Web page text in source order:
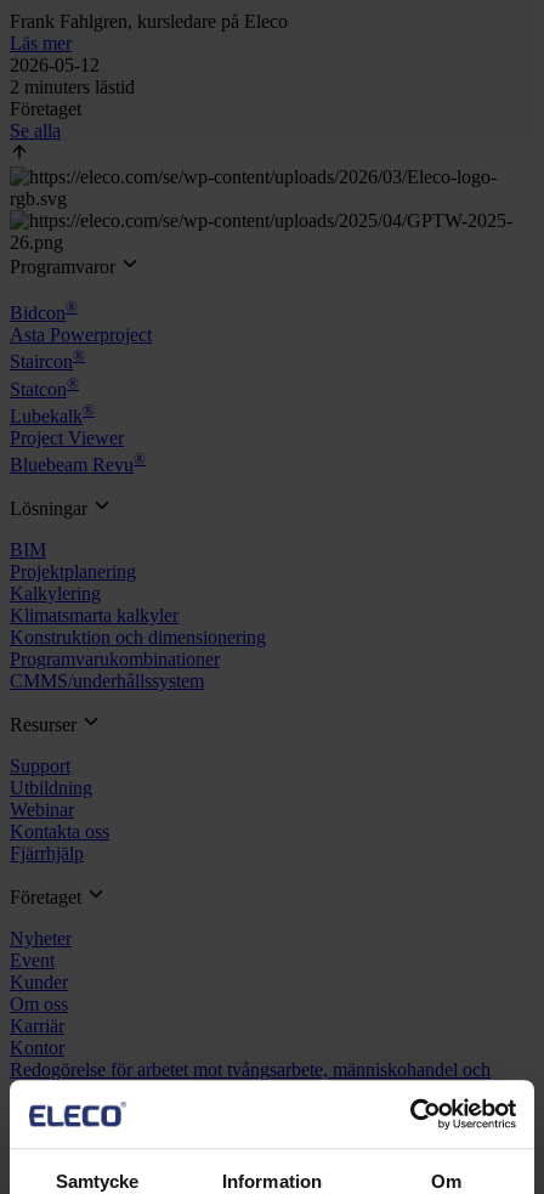
Samtycke Information Om
Frank Fahlgren, kursledare på Eleco
Läs mer
2026-05-12
2 minuters lästid
Företaget
Se alla
Programvaror
Bidcon®
Asta Powerproject
Staircon®
Statcon®
Lubekalk®
Project Viewer
Bluebeam Revu®
Lösningar
BIM
Projektplanering
Kalkylering
Klimatsmarta kalkyler
Konstruktion och dimensionering
Programvarukombinationer
CMMS/underhållssystem
Resurser
Support
Utbildning
Webinar
Kontakta oss
Fjärrhjälp
Företaget
Nyheter
Event
Kunder
Om oss
Karriär
Kontor
Redogörelse för arbetet mot tvångsarbete, människohandel och
arbetskraftsexploatering